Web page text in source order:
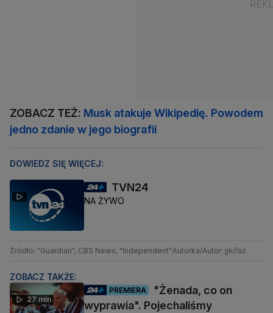
ZOBACZ TEŻ: Musk atakuje Wikipedię. Powodem
jedno zdanie w jego biografii
DOWIEDZ SIĘ WIĘCEJ:
TVN24
NA ŻYWO
Źródło: "Guardian", CBS News, "Independent"Autorka/Autor: jjk//az
ZOBACZ TAKŻE:
27 min
PREMIERA
"Żenada, co on
wyprawia". Pojechaliśmy